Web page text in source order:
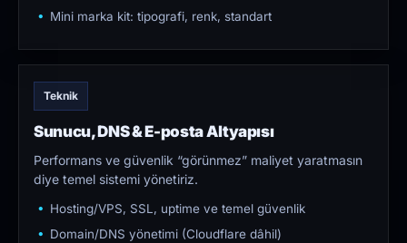
Mini marka kit: tipografi, renk, standart
Teknik
Sunucu, DNS & E-posta Altyapısı
Performans ve güvenlik “görünmez” maliyet yaratmasın
diye temel sistemi yönetiriz.
Hosting/VPS, SSL, uptime ve temel güvenlik
Domain/DNS yönetimi (Cloudflare dâhil)